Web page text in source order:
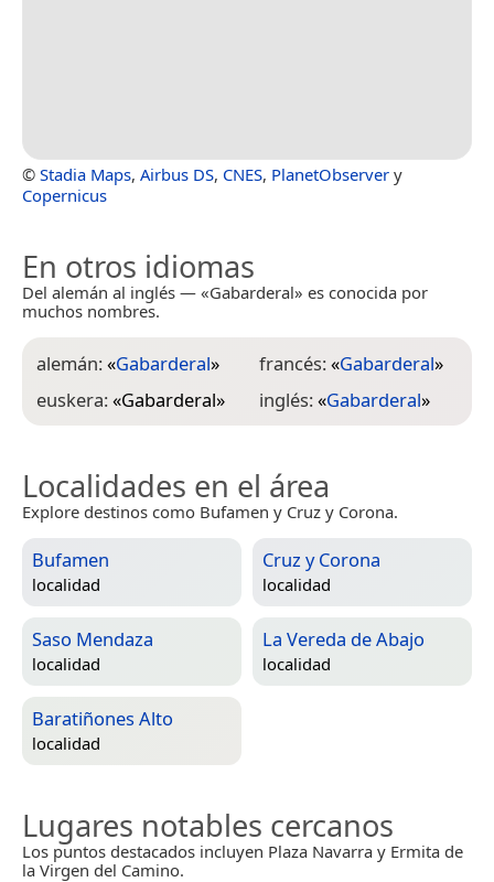
© Stadia Maps, Airbus DS, CNES, PlanetObserver y
Copernicus
En otros idiomas
Del alemán al inglés — «Gabarderal» es conocida por
muchos nombres.
alemán:«Gabarderal»
euskera:«Gabarderal»
francés:«Gabarderal»
inglés:«Gabarderal»
Localidades en el área
Explore destinos como Bufamen y Cruz y Corona.
Bufamen
localidad
Cruz y Corona
localidad
Saso Mendaza
localidad
La Vereda de Abajo
localidad
Baratiñones Alto
localidad
Lugares notables cercanos
Los puntos destacados incluyen Plaza Navarra y Ermita de
la Virgen del Camino.